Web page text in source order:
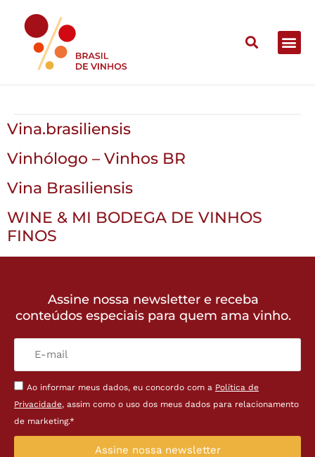
Vina.brasiliensis
Vina.brasiliensis
Vinhólogo – Vinhos BR
Vina Brasiliensis
WINE & MI BODEGA DE VINHOS
FINOS
Assine nossa newsletter e receba
conteúdos especiais para quem ama vinho.
Ao informar meus dados, eu concordo com a Política de
Privacidade, assim como o uso dos meus dados para relacionamento
de marketing.*
Assine nossa newsletter